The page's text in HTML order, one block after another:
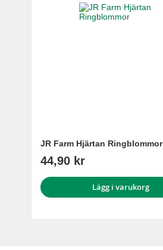
JR Farm Hjärtan Ringblommor
44,90 kr
Lägg i varukorg